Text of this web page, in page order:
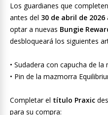
Los guardianes que
antes del 30 de abril de 2026
optar a nuevas Bungie
desbloqueará los siguientes
• Sudadera con capucha de
• Pin de la mazmorra
Completar el título Praxic
para su compra: